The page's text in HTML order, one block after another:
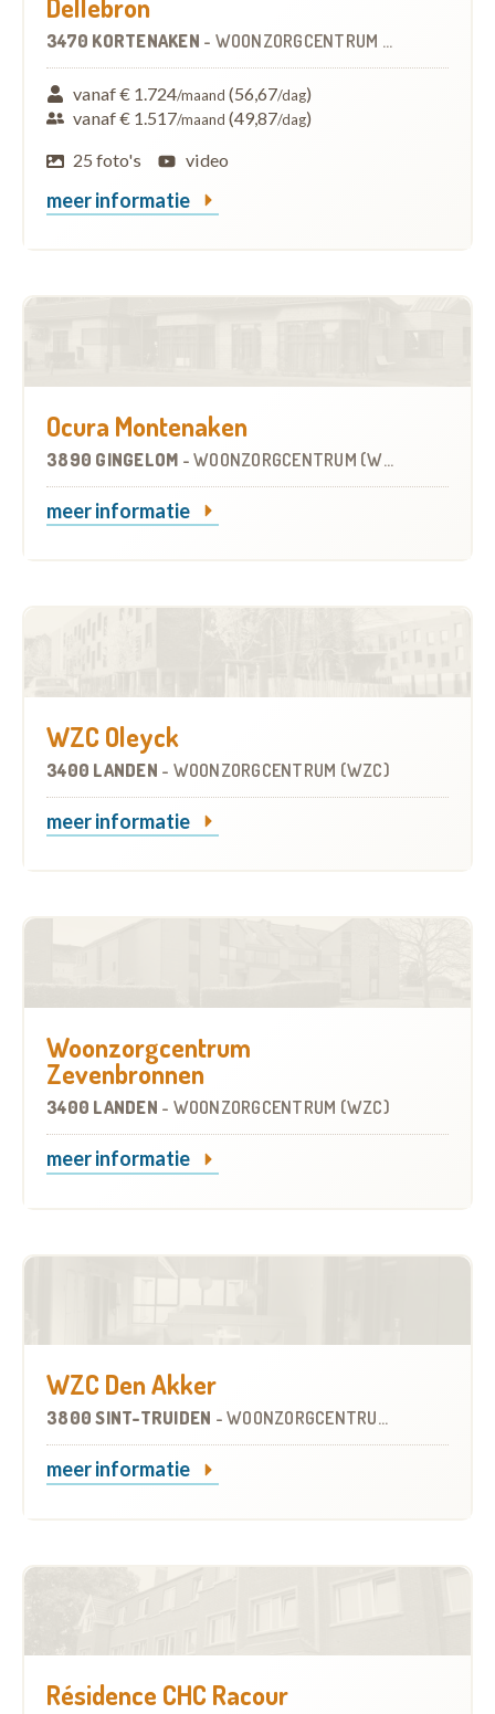
Dellebron
3470 KORTENAKEN - WOONZORGCENTRUM (WZC)
vanaf € 1.724/maand (56,67/dag)
vanaf € 1.517/maand (49,87/dag)
25 foto's
video
meer informatie
Ocura Montenaken
3890 GINGELOM - WOONZORGCENTRUM (WZC)
meer informatie
WZC Oleyck
3400 LANDEN - WOONZORGCENTRUM (WZC)
meer informatie
Woonzorgcentrum
Zevenbronnen
3400 LANDEN - WOONZORGCENTRUM (WZC)
meer informatie
WZC Den Akker
3800 SINT-TRUIDEN - WOONZORGCENTRUM (WZC)
meer informatie
Résidence CHC Racour